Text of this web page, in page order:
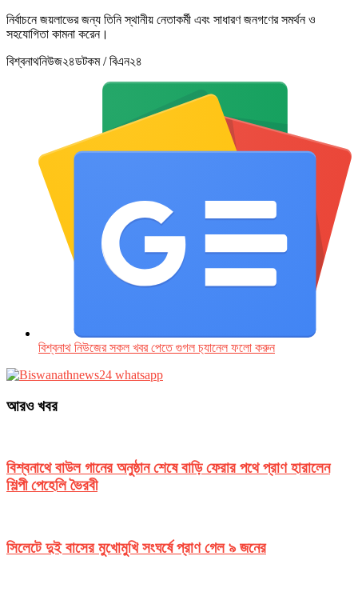
​নির্বাচনে জয়লাভের জন্য তিনি স্থানীয় নেতাকর্মী এবং সাধারণ জনগণের সমর্থন ও
সহযোগিতা কামনা করেন।
বিশ্বনাথনিউজ২৪ডটকম / বিএন২৪
বিশ্বনাথ নিউজের সকল খবর পেতে গুগল চ‌্যানেল ফলো করুন
আরও খবর
বিশ্বনাথে বাউল গানের অনুষ্ঠান শেষে বাড়ি ফেরার পথে প্রাণ হারালেন
শিল্পী পেহেলি ভৈরবী
সিলেটে দুই বাসের মুখোমুখি সংঘর্ষে প্রাণ গেল ৯ জনের